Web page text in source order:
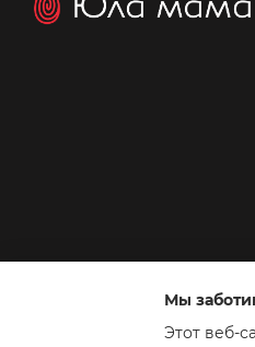
Интернет-магазин создан с
Мы
Этот веб-